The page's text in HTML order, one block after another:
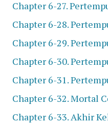
Chapter 6-27.
Chapter 6-28.
Chapter 6-29.
Chapter 6-30.
Chapter 6-31.
Chapter 6-32. Mortal
Chapter 6-33. Akhir